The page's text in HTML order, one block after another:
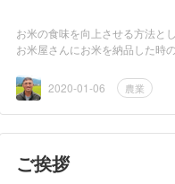
お米の食味を向上させる方法と
お米屋さんにお米を納品した時
2020-01-06 農業
ご挨拶